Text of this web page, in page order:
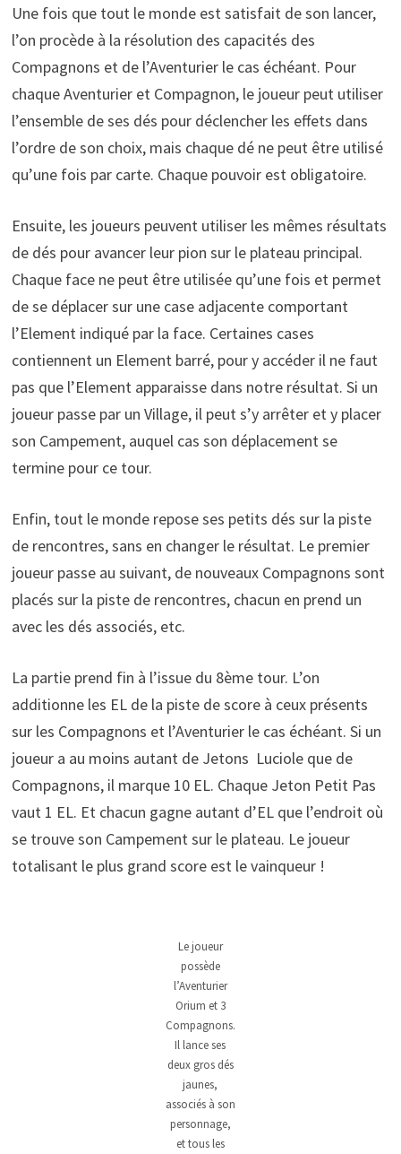
Une fois que tout le monde est satisfait de son lancer,
l’on procède à la résolution des capacités des
Compagnons et de l’Aventurier le cas échéant. Pour
chaque Aventurier et Compagnon, le joueur peut utiliser
l’ensemble de ses dés pour déclencher les effets dans
l’ordre de son choix, mais chaque dé ne peut être utilisé
qu’une fois par carte. Chaque pouvoir est obligatoire.
Ensuite, les joueurs peuvent utiliser les mêmes résultats
de dés pour avancer leur pion sur le plateau principal.
Chaque face ne peut être utilisée qu’une fois et permet
de se déplacer sur une case adjacente comportant
l’Element indiqué par la face. Certaines cases
contiennent un Element barré, pour y accéder il ne faut
pas que l’Element apparaisse dans notre résultat. Si un
joueur passe par un Village, il peut s’y arrêter et y placer
son Campement, auquel cas son déplacement se
termine pour ce tour.
Enfin, tout le monde repose ses petits dés sur la piste
de rencontres, sans en changer le résultat. Le premier
joueur passe au suivant, de nouveaux Compagnons sont
placés sur la piste de rencontres, chacun en prend un
avec les dés associés, etc.
La partie prend fin à l’issue du 8ème tour. L’on
additionne les EL de la piste de score à ceux présents
sur les Compagnons et l’Aventurier le cas échéant. Si un
joueur a au moins autant de Jetons Luciole que de
Compagnons, il marque 10 EL. Chaque Jeton Petit Pas
vaut 1 EL. Et chacun gagne autant d’EL que l’endroit où
se trouve son Campement sur le plateau. Le joueur
totalisant le plus grand score est le vainqueur !
Le joueur
possède
l’Aventurier
Orium et 3
Compagnons.
Il lance ses
deux gros dés
jaunes,
associés à son
personnage,
et tous les